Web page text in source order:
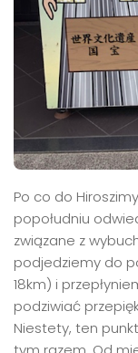
Po co do
popołudniu
związane z
podjedziemy do
18km) i
podziwiać
Niestety, ten